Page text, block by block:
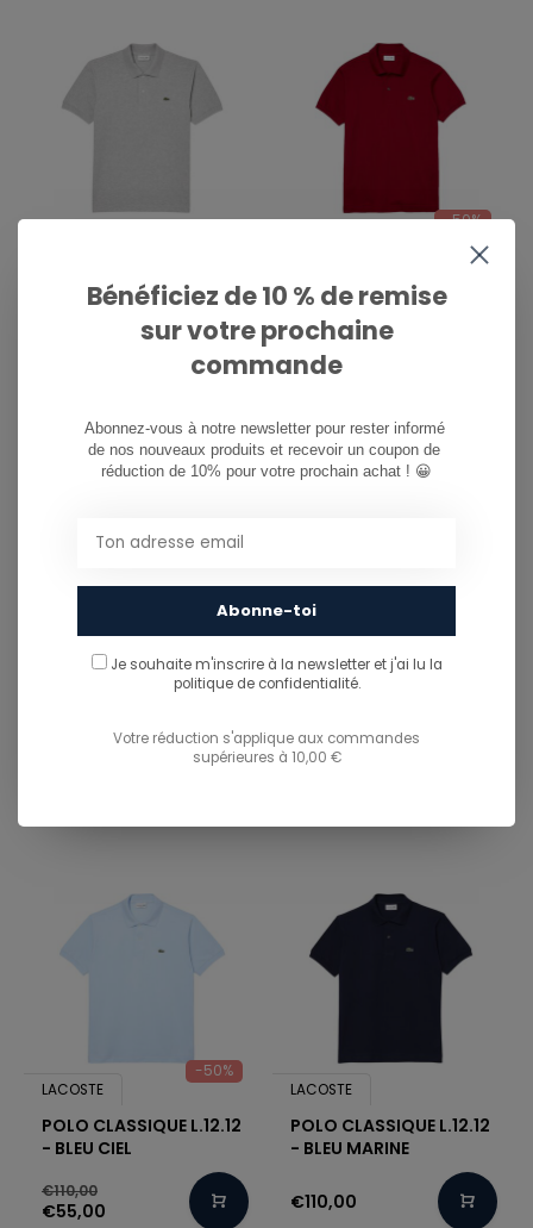
- GRIS CHINÉ CCA
-50%
- BORDEAUX
€110,00
€55,00
LACOSTE
LACOSTE
-50%
LACOSTE
POLO CLASSIQUE L.12.12
- BLEU CIEL
€110,00
€55,00
LACOSTE
POLO CLASSIQUE L.12.12
- BLEU MARINE
€110,00
Bénéficiez de 10 % de remise
sur votre prochaine
commande
Abonnez-vous à notre newsletter pour rester informé
de nos nouveaux produits et recevoir un coupon de
réduction de 10% pour votre prochain achat ! 😀
Abonne-toi
Je souhaite m'inscrire à la newsletter et j'ai lu la
politique de confidentialité.
Votre réduction s'applique aux commandes
supérieures à 10,00 €